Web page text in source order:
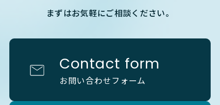
まずはお気軽にご相談ください。
Contact form
お問い合わせフォーム